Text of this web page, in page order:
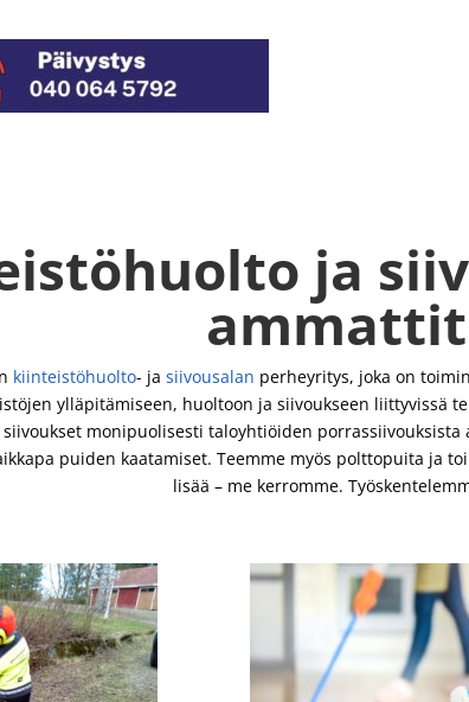
ja
kiinteistöhuolto- ja siivousalan perheyritys, joka on
ylläpitämiseen, huoltoon ja siivoukseen liittyvissä
siivoukset monipuolisesti taloyhtiöiden
puiden kaatamiset. Teemme myös polttopuita ja
lisää – me kerromme.